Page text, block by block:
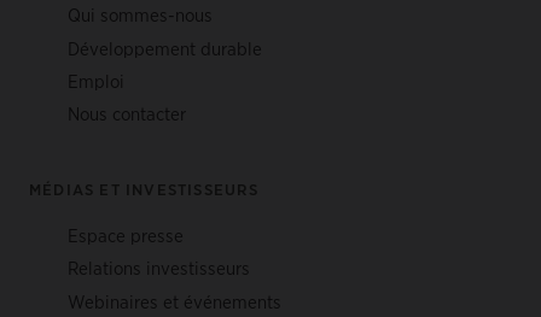
Qui sommes-nous
Développement durable
Emploi
Nous contacter
MÉDIAS ET INVESTISSEURS
Espace presse
Relations investisseurs
Webinaires et événements